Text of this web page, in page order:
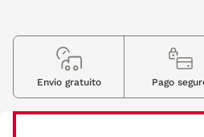
Envio gratuito Pago